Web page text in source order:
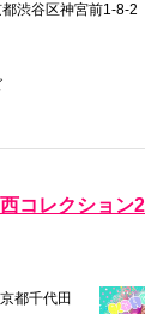
谷区神宮前1-8-2
コレクション
都千代田